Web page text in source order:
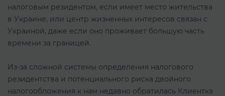
налоговым резидентом, если имеет место жительства
в Украине, или центр жизненных интересов связан с
Украиной, даже если оно проживает большую часть
времени за границей.
Из-за сложной системы определения налогового
резидентства и потенциального риска двойного
налогообложения к нам недавно обратилась Клиентка